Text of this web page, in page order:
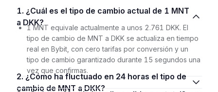
1. ¿Cuál es el tipo de cambio actual de 1 MNT
a DKK?
1 MNT equivale actualmente a unos 2.761 DKK. El
tipo de cambio de MNT a DKK se actualiza en tiempo
real en Bybit, con cero tarifas por conversión y un
tipo de cambio garantizado durante 15 segundos una
vez que confirmas.
2. ¿Cómo ha fluctuado en 24 horas el tipo de
cambio de MNT a DKK?